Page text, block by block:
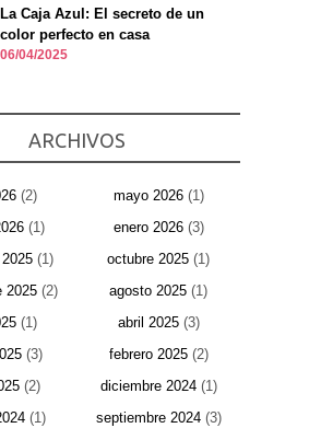
La Caja Azul: El secreto de un
color perfecto en casa
06/04/2025
ARCHIVOS
(2) mayo 2026(1)
(1) enero 2026(3)
(1) octubre 2025 (1)
2025(2) agosto 2025 (1)
(1) abril 2025(3)
(3) febrero 2025(2)
(2) diciembre 2024(1)
(1) septiembre 2024(3)